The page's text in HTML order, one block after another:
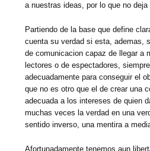
a nuestras ideas, por lo que no
Partiendo de la base que define
cuenta su verdad si esta, ademas,
de comunicacion capaz de llegar a
lectores o de espectadores,
adecuadamente para conseguir el
que no es otro que el de crear una
adecuada a los intereses de quien
muchas veces la verdad en una
sentido inverso, una mentira a
Afortunadamente tenemos aun